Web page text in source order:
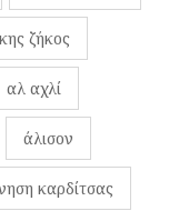
ζήκος
αλ αχλί
άλισον
καρδίτσας